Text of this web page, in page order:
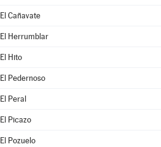
El Cañavate
El Herrumblar
El Hito
El Pedernoso
El Peral
El Picazo
El Pozuelo